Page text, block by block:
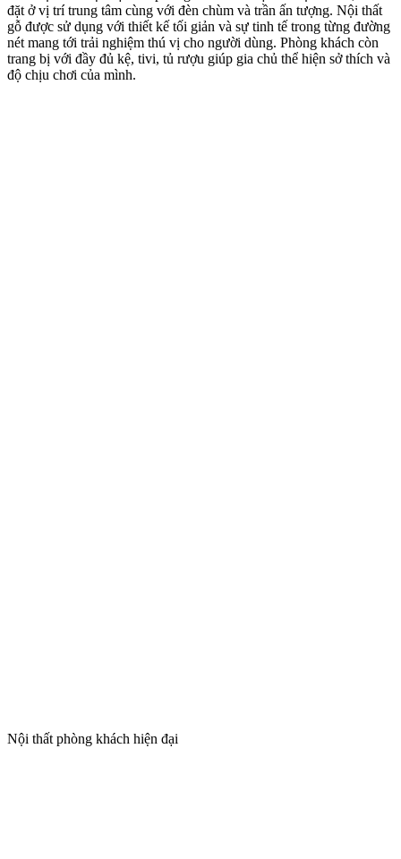
đặt ở vị trí trung tâm cùng với đèn chùm và trần ấn tượng. Nội thất
gỗ được sử dụng với thiết kế tối giản và sự tinh tế trong từng đường
nét mang tới trải nghiệm thú vị cho người dùng. Phòng khách còn
trang bị với đầy đủ kệ, tivi, tủ rượu giúp gia chủ thể hiện sở thích và
độ chịu chơi của mình.
Nội thất phòng khách hiện đại